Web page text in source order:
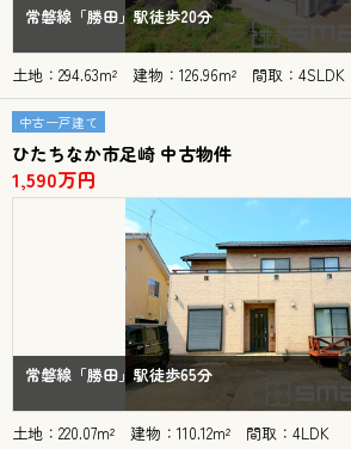
常磐線「勝田」駅徒歩20分
土地：294.63m² 建物：126.96m² 間取：4SLDK
中古一戸建て
ひたちなか市足崎 中古物件
1,590万円
常磐線「勝田」駅徒歩65分
土地：220.07m² 建物：110.12m² 間取：4LDK